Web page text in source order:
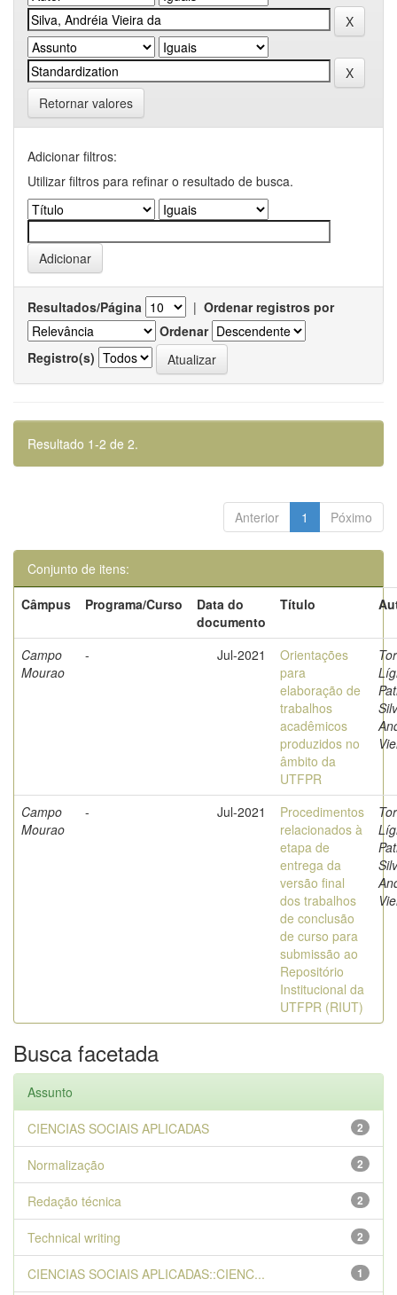
Retornar valores
Adicionar filtros:
Utilizar filtros para refinar o resultado de busca.
Resultados/Página | Ordenar registros por
Ordenar
Registro(s)
Resultado 1-2 de 2.
Anterior 1 Póximo
Conjunto de itens:
Câmpus
Programa/Curso
Data do
documento
Título
Campo
Mourao
- Jul-2021
Orientações
para
elaboração de
trabalhos
acadêmicos
produzidos no
âmbito da
UTFPR
Campo
Mourao
- Jul-2021
Procedimentos
relacionados à
etapa de
entrega da
versão final
dos trabalhos
de conclusão
de curso para
submissão ao
Repositório
Institucional da
UTFPR (RIUT)
Busca facetada
Assunto
2
CIENCIAS SOCIAIS APLICADAS
2
Normalização
2
Redação técnica
2
Technical writing
1
CIENCIAS SOCIAIS APLICADAS::CIENC...